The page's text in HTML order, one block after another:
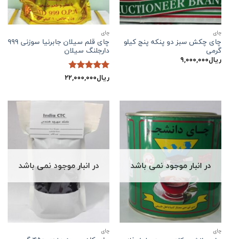
چاي
چای چکش سبز دو پنکه پنج کیلو
گرمی
ریال۹,۰۰۰,۰۰۰
چاي
چای قلم سیلان جابرنیا سوزنی ۹۹۹
دارجلنگ سیلان
نمره5 از
ریال۲۲,۰۰۰,۰۰۰
در انبار موجود نمی باشد
چاي
در انبار موجود نمی باشد
چاي